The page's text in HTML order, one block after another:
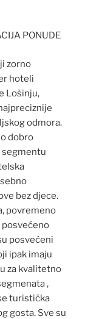
PONUDE
zorno
hoteli
Lošinju,
odmora.
dobro
segmentu
bez djece.
povremeno
posvećeni
ipak imaju
za kvalitetno
,
turistička
gosta. Sve su